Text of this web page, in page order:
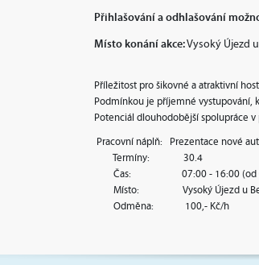
Přihlašování a odhlašování
Místo konání akce:Vysoký Újezd
Příležitost pro šikovné a atraktivní
Podmínkou je příjemné vystupování,
Potenciál dlouhodobější spolupráce v
Pracovní náplň: Prezentace nové
Termíny: 30.4
Čas: 07:00 - 16:00 (od 08:00 do
Místo: Vysoký Újezd u
Odměna: 100,- Kč/h